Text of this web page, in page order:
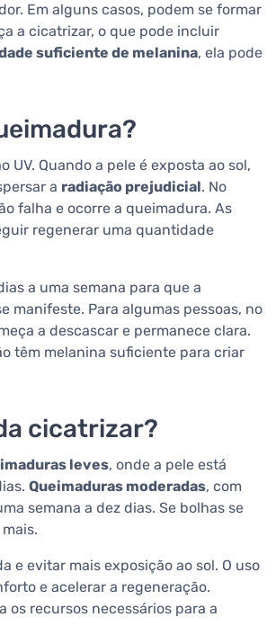
Em alguns casos, podem se formar
a cicatrizar, o que pode incluir
suficiente de melanina, ela pode
UV. Quando a pele é exposta ao sol,
a radiação prejudicial. No
falha e ocorre a queimadura. As
regenerar uma quantidade
a uma semana para que a
manifeste. Para algumas pessoas, no
a descascar e permanece clara.
têm melanina suficiente para criar
cicatrizar?
leves, onde a pele está
Queimaduras moderadas, com
semana a dez dias. Se bolhas se
e evitar mais exposição ao sol. O uso
e acelerar a regeneração.
os recursos necessários para a